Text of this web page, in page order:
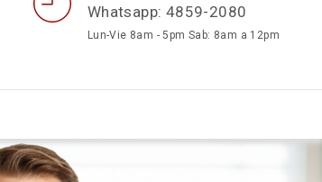
Whatsapp: 4859-2080
Lun-Vie 8am - 5pm Sab: 8am a 12pm